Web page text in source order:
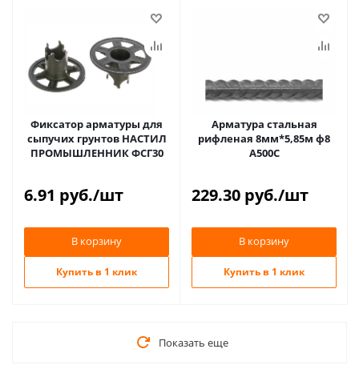
Фиксатор арматуры для
сыпучих грунтов НАСТИЛ
ПРОМЫШЛЕННИК ФСГ30
6.91 руб./шт
В корзину
Купить в 1 клик
Арматура стальная
рифленая 8мм*5,85м ф8
А500С
229.30 руб./шт
В корзину
Купить в 1 клик
Показать еще